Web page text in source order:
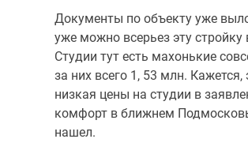
Документы по объекту уже
уже можно всерьез эту стройку
Студии тут есть махонькие
за них всего 1, 53 млн. Кажется,
низкая цены на студии в
комфорт в ближнем
нашел.